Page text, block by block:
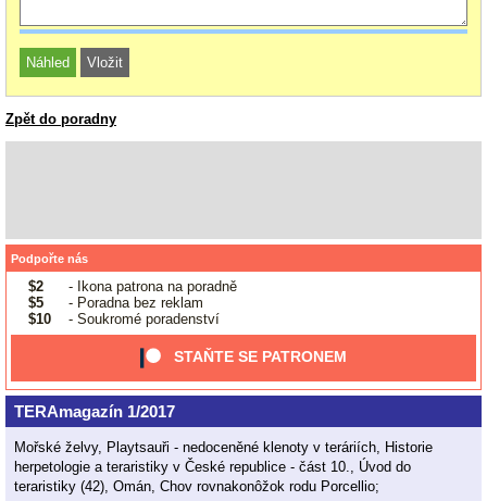
Zpět do poradny
Podpořte nás
$2
- Ikona patrona na poradně
$5
- Poradna bez reklam
$10
- Soukromé poradenství
STAŇTE SE PATRONEM
TERAmagazín 1/2017
Mořské želvy, Playtsauři - nedoceněné klenoty v teráriích, Historie
herpetologie a teraristiky v České republice - část 10., Úvod do
teraristiky (42), Omán, Chov rovnakonôžok rodu Porcellio;